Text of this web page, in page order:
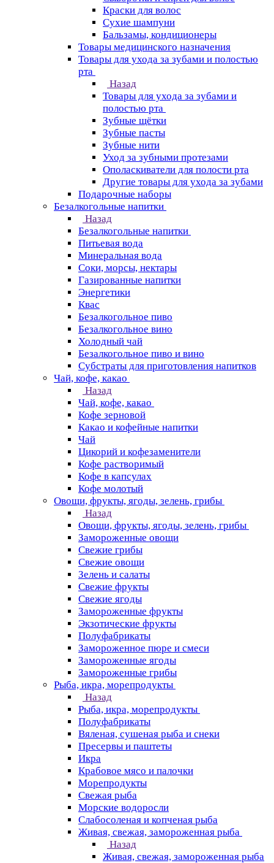
Краски для волос
Сухие шампуни
Бальзамы, кондиционеры
Товары медицинского назначения
Товары для ухода за зубами и полостью
рта
Назад
Товары для ухода за зубами и
полостью рта
Зубные щётки
Зубные пасты
Зубные нити
Уход за зубными протезами
Ополаскиватели для полости рта
Другие товары для ухода за зубами
Подарочные наборы
Безалкогольные напитки
Назад
Безалкогольные напитки
Питьевая вода
Минеральная вода
Соки, морсы, нектары
Газированные напитки
Энергетики
Квас
Безалкогольное пиво
Безалкогольное вино
Холодный чай
Безалкогольное пиво и вино
Субстраты для приготовления напитков
Чай, кофе, какао
Назад
Чай, кофе, какао
Кофе зерновой
Какао и кофейные напитки
Чай
Цикорий и кофезаменители
Кофе растворимый
Кофе в капсулах
Кофе молотый
Овощи, фрукты, ягоды, зелень, грибы
Назад
Овощи, фрукты, ягоды, зелень, грибы
Замороженные овощи
Свежие грибы
Свежие овощи
Зелень и салаты
Свежие фрукты
Свежие ягоды
Замороженные фрукты
Экзотические фрукты
Полуфабрикаты
Замороженное пюре и смеси
Замороженные ягоды
Замороженные грибы
Рыба, икра, морепродукты
Назад
Рыба, икра, морепродукты
Полуфабрикаты
Вяленая, сушеная рыба и снеки
Пресервы и паштеты
Икра
Крабовое мясо и палочки
Морепродукты
Свежая рыба
Морские водоросли
Слабосоленая и копченая рыба
Живая, свежая, замороженная рыба
Назад
Живая, свежая, замороженная рыба